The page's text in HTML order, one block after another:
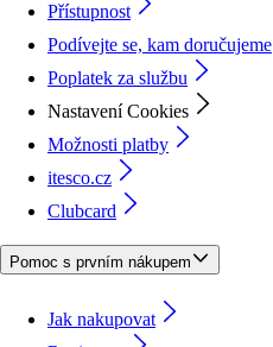
Přístupnost
Podívejte se, kam doručujeme
Poplatek za službu
Nastavení Cookies
Možnosti platby
itesco.cz
Clubcard
Pomoc s prvním nákupem
Jak nakupovat